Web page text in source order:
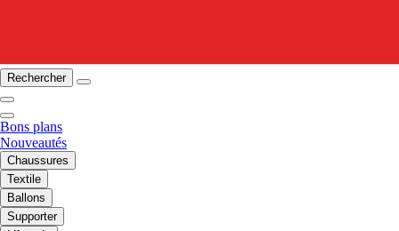
Rechercher
Bons plans
Nouveautés
Chaussures
Textile
Ballons
Supporter